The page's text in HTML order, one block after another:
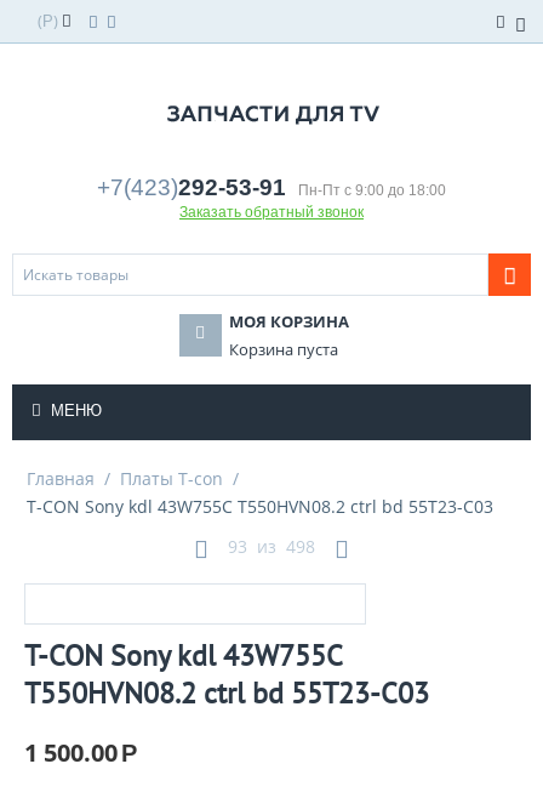
( Р)
+7(423)292-53-91
Пн-Пт с 9:00 до 18:00
Заказать обратный звонок
МОЯ КОРЗИНА
Корзина пуста
МЕНЮ
Главная / Платы T-con /
T-CON Sony kdl 43W755C T550HVN08.2 ctrl bd 55T23-C03
93 из 498
T-CON Sony kdl 43W755C
T550HVN08.2 ctrl bd 55T23-C03
1 500.00Р